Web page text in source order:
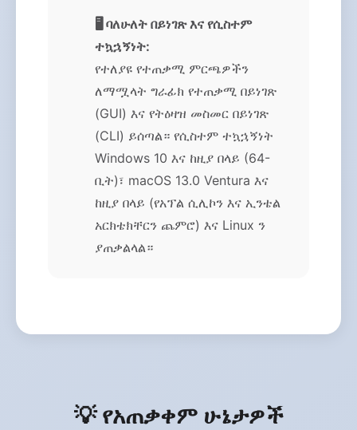
🖥️ ባለሁለት በይነገጽ እና የሲስተም
ተኳኋኝነት:
የተለያዩ የተጠቃሚ ምርጫዎችን
ለማሟላት ግራፊክ የተጠቃሚ በይነገጽ
(GUI) እና የትዕዛዝ መስመር በይነገጽ
(CLI) ይሰጣል። የሲስተም ተኳኋኝነት
Windows 10 እና ከዚያ በላይ (64-
ቢት)፣ macOS 13.0 Ventura እና
ከዚያ በላይ (የአፕል ሲሊኮን እና ኢንቴል
አርክቴክቸርን ጨምሮ) እና Linux ን
ያጠቃልላል።
💡 የአጠቃቀም ሁኔታዎች